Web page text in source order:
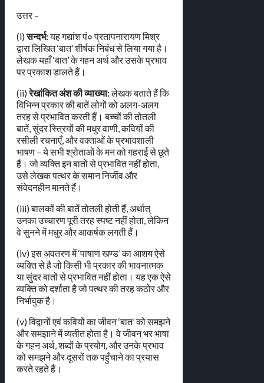
उत्तर –
(i)सन्दर्भ:यह गद्यांश पं० प्रतापनारायण मिश्र
द्वारा लिखित ‘बात’ शीर्षक निबंध से लिया गया है।
लेखक यहाँ ‘बात’ के गहन अर्थ और उसके प्रभाव
पर प्रकाश डालते हैं।
(ii)रेखांकित अंश की व्याख्या:लेखक बताते हैं कि
विभिन्न प्रकार की बातें लोगों को अलग-अलग
तरह से प्रभावित करती हैं। बच्चों की तोतली
बातें, सुंदर स्त्रियों की मधुर वाणी, कवियों की
रसीली रचनाएँ, और वक्ताओं के प्रभावशाली
भाषण – ये सभी श्रोताओं के मन को गहराई से छूते
हैं। जो व्यक्ति इन बातों से प्रभावित नहीं होता,
उसे लेखक पत्थर के समान निर्जीव और
संवेदनहीन मानते हैं।
(iii) बालकों की बातें तोतली होती हैं, अर्थात्
उनका उच्चारण पूरी तरह स्पष्ट नहीं होता, लेकिन
वे सुनने में मधुर और आकर्षक लगती हैं।
(iv) इस अवतरण में ‘पाषाण खण्ड’ का आशय ऐसे
व्यक्ति से है जो किसी भी प्रकार की भावनात्मक
या सुंदर बातों से प्रभावित नहीं होता। यह एक ऐसे
व्यक्ति को दर्शाता है जो पत्थर की तरह कठोर और
निर्भावुक है।
(v) विद्वानों एवं कवियों का जीवन ‘बात’ को समझने
और समझाने में व्यतीत होता है। वे जीवन भर भाषा
के गहन अर्थ, शब्दों के प्रयोग, और उनके प्रभाव
को समझने और दूसरों तक पहुँचाने का प्रयास
करते रहते हैं।